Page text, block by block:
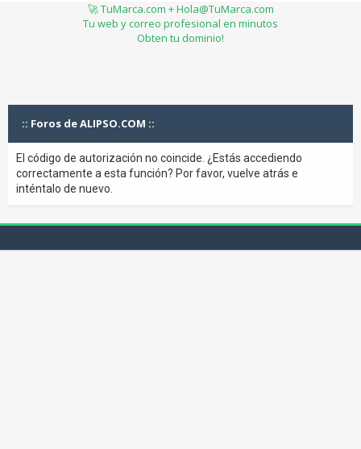
🚀 TuMarca.com + Hola@TuMarca.com
Tu web y correo profesional en minutos
Obten tu dominio!
:: Foros de ALIPSO.COM ::
El código de autorización no coincide. ¿Estás accediendo
correctamente a esta función? Por favor, vuelve atrás e
inténtalo de nuevo.